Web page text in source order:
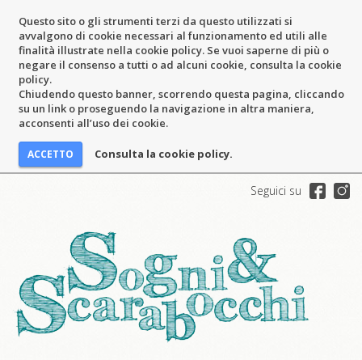
Questo sito o gli strumenti terzi da questo utilizzati si
avvalgono di cookie necessari al funzionamento ed utili alle
finalità illustrate nella cookie policy. Se vuoi saperne di più o
negare il consenso a tutti o ad alcuni cookie, consulta la cookie
policy.
Chiudendo questo banner, scorrendo questa pagina, cliccando
su un link o proseguendo la navigazione in altra maniera,
acconsenti all’uso dei cookie.
Consulta la cookie policy.
Seguici su